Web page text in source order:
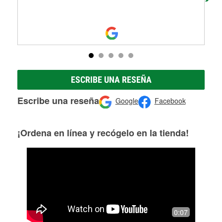
ESCRIBE UNA RESEÑA
Escribe una reseña Google Facebook
¡Ordena en línea y recógelo en la tienda!
0:07